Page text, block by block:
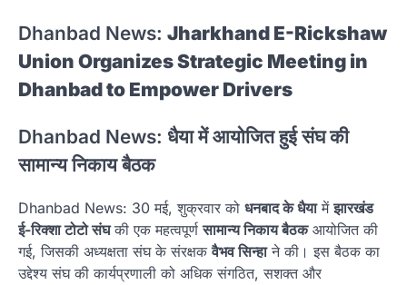
Dhanbad News: Jharkhand E-Rickshaw
Union Organizes Strategic Meeting in
Dhanbad to Empower Drivers
Dhanbad News: धैया में आयोजित हुई संघ की
सामान्य निकाय बैठक
Dhanbad News: 30 मई, शुक्रवार को धनबाद के धैयामेंझारखंड
ई-रिक्शा टोटो संघकी एक महत्वपूर्णसामान्य निकाय बैठकआयोजित की
गई, जिसकी अध्यक्षता संघ के संरक्षकवैभव सिन्हाने की। इस बैठक का
उद्देश्य संघ की कार्यप्रणाली को अधिक संगठित, सशक्त और